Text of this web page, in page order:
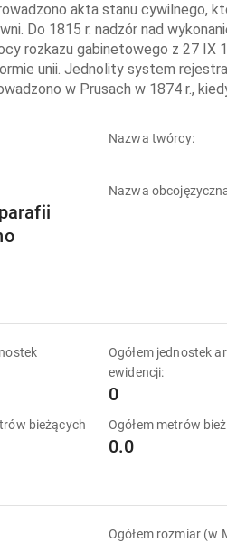
akta stanu cywilnego,
Do 1815 r. nadzór nad
rozkazu gabinetowego z 27 IX
unii. Jednolity system
w Prusach w 1874 r.,
Nazwa twórcy:
Nazwa
Ogółem jednostek
ewidencji:
0
bieżących Ogółem metrów
0.0
Ogółem rozmiar (w